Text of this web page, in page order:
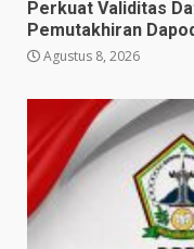
Perkuat Validitas
Pemutakhiran
Agustus 8, 2026